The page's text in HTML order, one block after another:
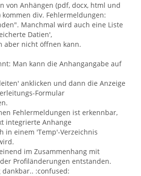
von Anhängen (pdf, docx, html und
div. Fehlermeldungen:
Manchmal wird auch eine Liste
Datien',
aber nicht öffnen kann.
Man kann die Anhangangabe auf
anklicken und dann die Anzeige
Formular
Fehlermeldungen ist erkennbar,
integrierte Anhange
in einem 'Temp'-Verzeichnis
im Zusammenhang mit
Profiländerungen entstanden.
:confused: